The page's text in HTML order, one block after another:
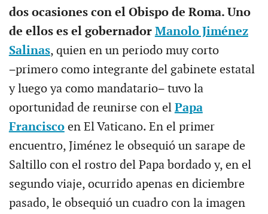
dos ocasiones con el Obispo de Roma. Uno
de ellos es el gobernador Manolo Jiménez
Salinas, quien en un periodo muy corto
−primero como integrante del gabinete estatal
y luego ya como mandatario− tuvo la
oportunidad de reunirse con el Papa
Franciscoen El Vaticano. En el primer
encuentro, Jiménez le obsequió un sarape de
Saltillo con el rostro del Papa bordado y, en el
segundo viaje, ocurrido apenas en diciembre
pasado, le obsequió un cuadro con la imagen